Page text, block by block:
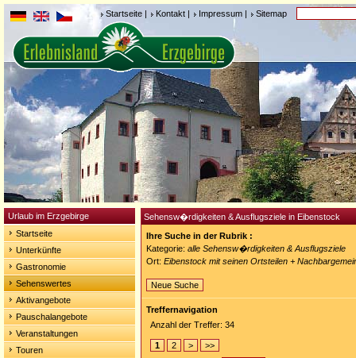
Startseite | Kontakt | Impressum | Sitemap
Urlaub im Erzgebirge
Startseite
Unterkünfte
Gastronomie
Sehenswertes
Aktivangebote
Pauschalangebote
Veranstaltungen
Touren
Sehensw�rdigkeiten & Ausflugsziele in Eibenstock
Ihre Suche in der Rubrik :
Kategorie: alle Sehensw�rdigkeiten & Ausflugsziele
Ort: Eibenstock mit seinen Ortsteilen +
Neue Suche
Treffernavigation
Anzahl der Treffer: 34
1 2 >
>>